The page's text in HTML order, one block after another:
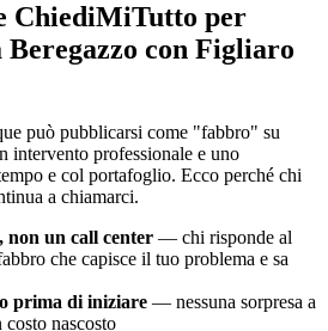
ChiediMiTutto per
con Figliaro
può pubblicarsi come "fabbro" su
intervento professionale e uno
e col portafoglio. Ecco perché chi
a chiamarci.
non un call center — chi risponde al
che capisce il tuo problema e sa
prima di iniziare — nessuna sorpresa a
nascosto